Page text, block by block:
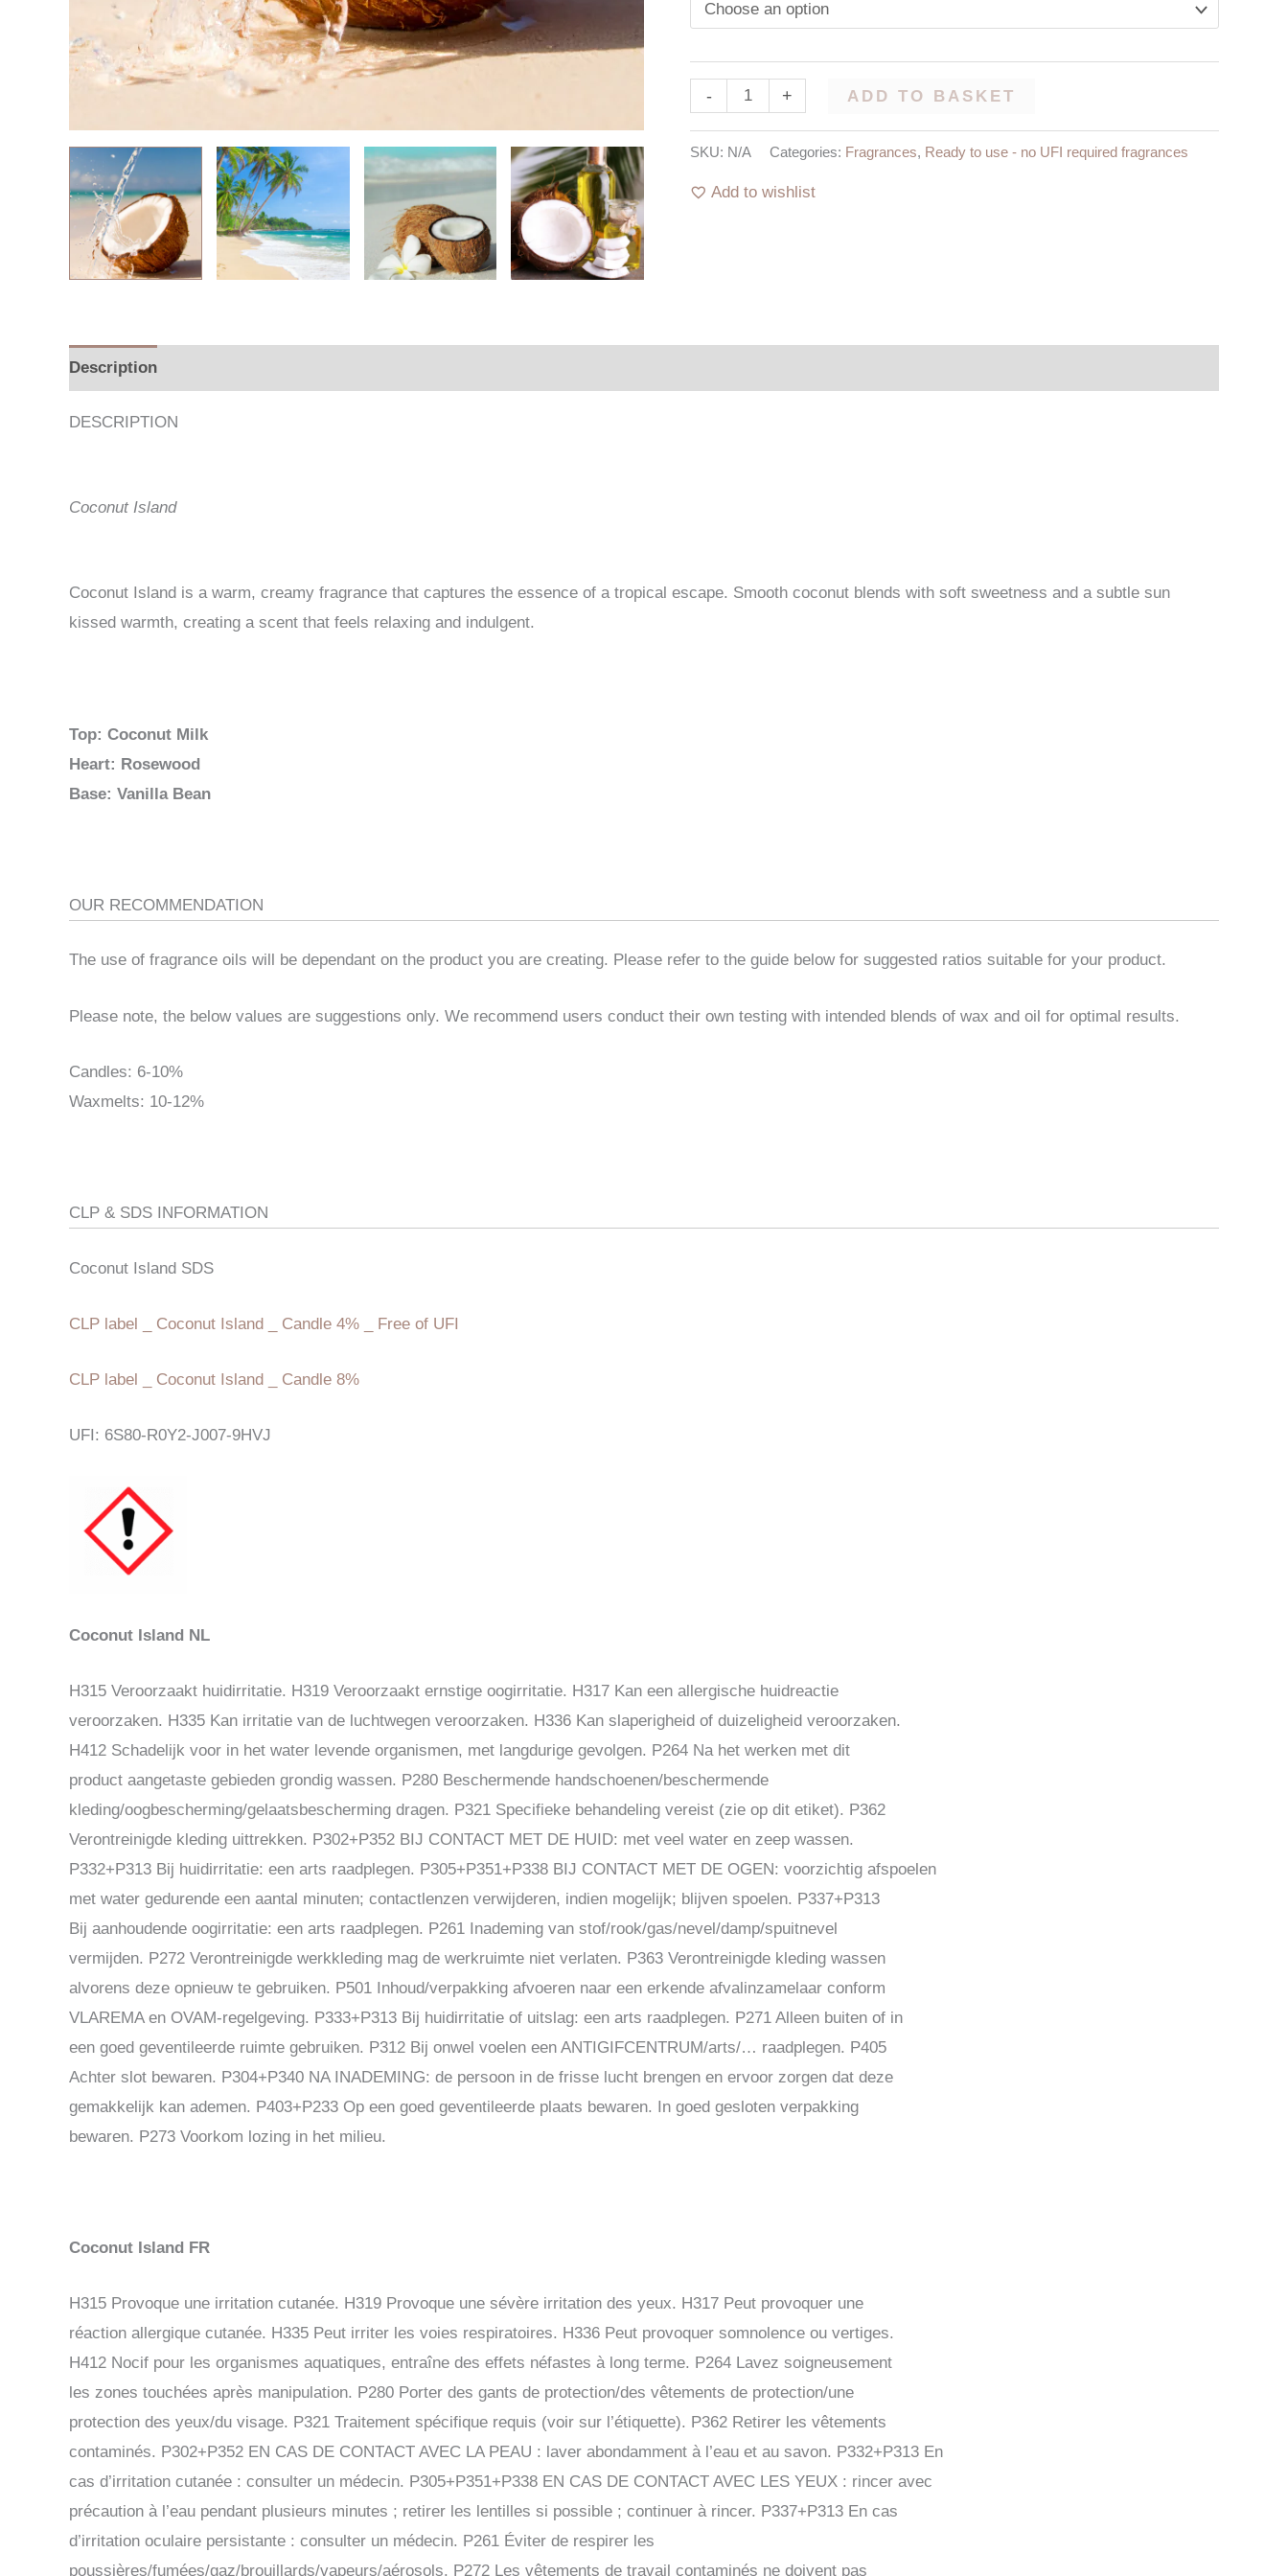
- + ADD TO BASKET
SKU: N/A Categories: Fragrances, Ready to use - no UFI required fragrances
Add to wishlist
Description
DESCRIPTION
Coconut Island
Coconut Island is a warm, creamy fragrance that captures the essence of a tropical escape. Smooth coconut blends with soft sweetness and a subtle sun
kissed warmth, creating a scent that feels relaxing and indulgent.
Top: Coconut Milk
Heart: Rosewood
Base: Vanilla Bean
OUR RECOMMENDATION
The use of fragrance oils will be dependant on the product you are creating. Please refer to the guide below for suggested ratios suitable for your product.
Please note, the below values are suggestions only. We recommend users conduct their own testing with intended blends of wax and oil for optimal results.
Candles: 6-10%
Waxmelts: 10-12%
CLP & SDS INFORMATION
Coconut Island SDS
CLP label _ Coconut Island _ Candle 4% _ Free of UFI
CLP label _ Coconut Island _ Candle 8%
UFI: 6S80-R0Y2-J007-9HVJ
Coconut Island NL
H315 Veroorzaakt huidirritatie. H319 Veroorzaakt ernstige oogirritatie. H317 Kan een allergische huidreactie
veroorzaken. H335 Kan irritatie van de luchtwegen veroorzaken. H336 Kan slaperigheid of duizeligheid veroorzaken.
H412 Schadelijk voor in het water levende organismen, met langdurige gevolgen. P264 Na het werken met dit
product aangetaste gebieden grondig wassen. P280 Beschermende handschoenen/beschermende
kleding/oogbescherming/gelaatsbescherming dragen. P321 Specifieke behandeling vereist (zie op dit etiket). P362
Verontreinigde kleding uittrekken. P302+P352 BIJ CONTACT MET DE HUID: met veel water en zeep wassen.
P332+P313 Bij huidirritatie: een arts raadplegen. P305+P351+P338 BIJ CONTACT MET DE OGEN: voorzichtig afspoelen
met water gedurende een aantal minuten; contactlenzen verwijderen, indien mogelijk; blijven spoelen. P337+P313
Bij aanhoudende oogirritatie: een arts raadplegen. P261 Inademing van stof/rook/gas/nevel/damp/spuitnevel
vermijden. P272 Verontreinigde werkkleding mag de werkruimte niet verlaten. P363 Verontreinigde kleding wassen
alvorens deze opnieuw te gebruiken. P501 Inhoud/verpakking afvoeren naar een erkende afvalinzamelaar conform
VLAREMA en OVAM-regelgeving. P333+P313 Bij huidirritatie of uitslag: een arts raadplegen. P271 Alleen buiten of in
een goed geventileerde ruimte gebruiken. P312 Bij onwel voelen een ANTIGIFCENTRUM/arts/… raadplegen. P405
Achter slot bewaren. P304+P340 NA INADEMING: de persoon in de frisse lucht brengen en ervoor zorgen dat deze
gemakkelijk kan ademen. P403+P233 Op een goed geventileerde plaats bewaren. In goed gesloten verpakking
bewaren. P273 Voorkom lozing in het milieu.
Coconut Island FR
H315 Provoque une irritation cutanée. H319 Provoque une sévère irritation des yeux. H317 Peut provoquer une
réaction allergique cutanée. H335 Peut irriter les voies respiratoires. H336 Peut provoquer somnolence ou vertiges.
H412 Nocif pour les organismes aquatiques, entraîne des effets néfastes à long terme. P264 Lavez soigneusement
les zones touchées après manipulation. P280 Porter des gants de protection/des vêtements de protection/une
protection des yeux/du visage. P321 Traitement spécifique requis (voir sur l’étiquette). P362 Retirer les vêtements
contaminés. P302+P352 EN CAS DE CONTACT AVEC LA PEAU : laver abondamment à l’eau et au savon. P332+P313 En
cas d’irritation cutanée : consulter un médecin. P305+P351+P338 EN CAS DE CONTACT AVEC LES YEUX : rincer avec
précaution à l’eau pendant plusieurs minutes ; retirer les lentilles si possible ; continuer à rincer. P337+P313 En cas
d’irritation oculaire persistante : consulter un médecin. P261 Éviter de respirer les
poussières/fumées/gaz/brouillards/vapeurs/aérosols. P272 Les vêtements de travail contaminés ne doivent pas